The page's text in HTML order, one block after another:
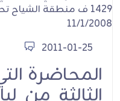
2011-01-25
المحاضرة